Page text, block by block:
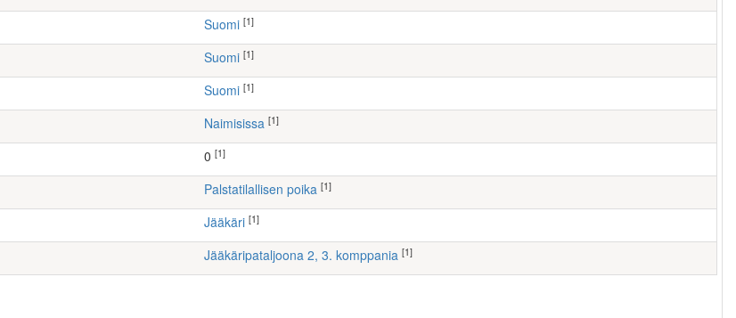
Suomi [1]
Suomi [1]
Suomi [1]
Naimisissa [1]
[1]
palstatilallisen poika [1]
Jääkäri [1]
Jääkäripataljoona 2, 3. komppania [1]